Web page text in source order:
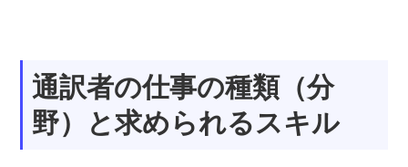
通訳者の仕事の種類（分
野）と求められるスキル